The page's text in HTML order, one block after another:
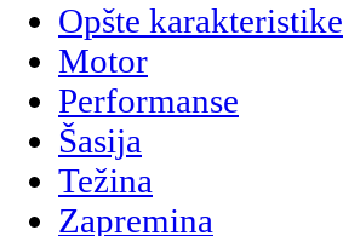
Opšte karakteristike
Motor
Performanse
Šasija
Težina
Zapremina